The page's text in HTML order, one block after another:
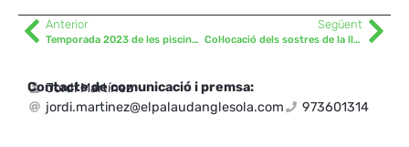
Anterior
Temporada 2023 de les piscines municipals del Palau d’Anglesola
Següent
Col·locació dels sostres de la llar d’infants i de l’escola ampliada
Contacte de comunicació i premsa:
Jordi Martínez
jordi.martinez@elpalaudanglesola.com
973601314